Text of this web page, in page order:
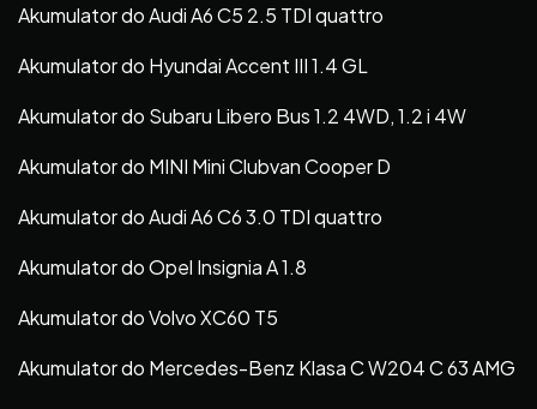
Akumulator do Audi A6 C5 2.5 TDI quattro
Akumulator do Hyundai Accent III 1.4 GL
Akumulator do Subaru Libero Bus 1.2 4WD, 1.2 i 4W
Akumulator do MINI Mini Clubvan Cooper D
Akumulator do Audi A6 C6 3.0 TDI quattro
Akumulator do Opel Insignia A 1.8
Akumulator do Volvo XC60 T5
Akumulator do Mercedes-Benz Klasa C W204 C 63 AMG